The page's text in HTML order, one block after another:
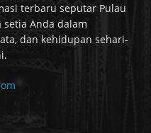
terbaru seputar Pulau
Anda dalam
dan kehidupan sehari-